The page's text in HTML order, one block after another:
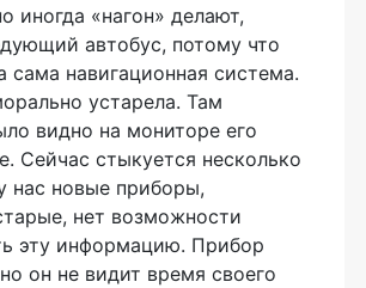
иногда «нагон» делают,
автобус, потому что
сама навигационная система.
устарела. Там
видно на мониторе его
Сейчас стыкуется несколько
нас новые приборы,
нет возможности
эту информацию. Прибор
он не видит время своего